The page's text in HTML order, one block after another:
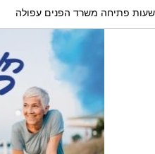
שעות פתיחה משרד הפנים עפולה